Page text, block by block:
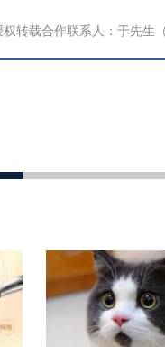
权转载合作联系人：于先生（